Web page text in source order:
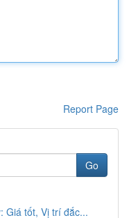
Report Page
Go
Giá tốt, Vị trí đắc...